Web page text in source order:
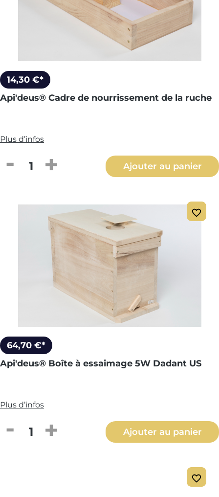
14,30 €*
Api'deus® Cadre de nourrissement de la ruche
Plus d’infos
Quantité de produit : Entrez la
Ajouter au panier
64,70 €*
Api'deus® Boîte à essaimage 5W Dadant US
Plus d’infos
Quantité de produit : Entrez la
Ajouter au panier